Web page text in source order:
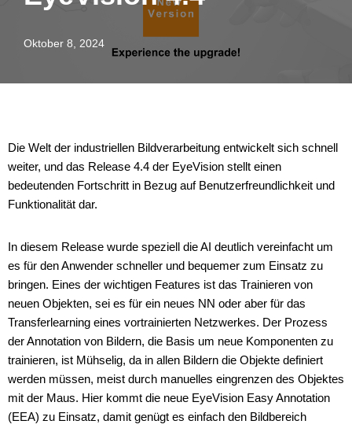
Oktober 8, 2024
Die Welt der industriellen Bildverarbeitung entwickelt sich schnell
weiter, und das Release 4.4 der EyeVision stellt einen
bedeutenden Fortschritt in Bezug auf Benutzerfreundlichkeit und
Funktionalität dar.
In diesem Release wurde speziell die AI deutlich vereinfacht um
es für den Anwender schneller und bequemer zum Einsatz zu
bringen. Eines der wichtigen Features ist das Trainieren von
neuen Objekten, sei es für ein neues NN oder aber für das
Transferlearning eines vortrainierten Netzwerkes. Der Prozess
der Annotation von Bildern, die Basis um neue Komponenten zu
trainieren, ist Mühselig, da in allen Bildern die Objekte definiert
werden müssen, meist durch manuelles eingrenzen des Objektes
mit der Maus. Hier kommt die neue EyeVision Easy Annotation
(EEA) zu Einsatz, damit genügt es einfach den Bildbereich